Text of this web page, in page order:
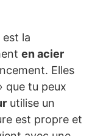
est la
en acier
Elles
que tu peux
utilise un
est propre et